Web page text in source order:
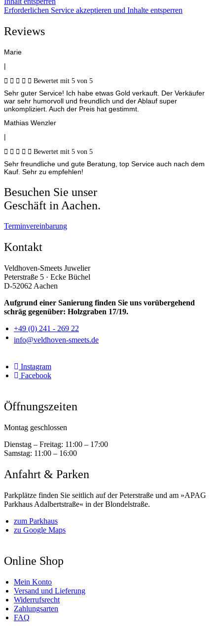
Erforderlichen Service akzeptieren und Inhalte entsperren
Reviews
Marie
|
     Bewertet mit 5 von 5
Sehr guter Service! Ich habe etwas Gold verkauft. Der Verkäufer
war sehr humorvoll und freundlich und der Ablauf super
unkompliziert. Auch der Preis hat gestimmt.
Mathias Wenzler
|
     Bewertet mit 5 von 5
Sehr freundliche und gute Beratung, top Service auch nach dem
Kauf. Sehr zu empfehlen!
Besuchen Sie unser
Geschäft in Aachen.
Terminvereinbarung
Kontakt
Veldhoven-Smeets Juwelier
Peterstraße 5 · Ecke Büchel
D-52062 Aachen
Aufgrund einer Sanierung finden Sie uns vorübergehend
schräg gegenüber: Holzgraben 17/19.
+49 (0) 241 - 269 22
info@veldhoven-smeets.de
Instagram
Facebook
Öffnungszeiten
Montag geschlossen
Dienstag – Freitag: 11:00 – 17:00
Samstag: 11:00 – 16:00
Anfahrt & Parken
Parkplätze finden Sie seitlich auf der Peterstraße und am »APAG
Parkhaus Adalbertstraße« in der Blondelstraße.
zum Parkhaus
zu Google Maps
Online Shop
Mein Konto
Versand und Lieferung
Widerrufsrecht
Zahlungsarten
FAQ